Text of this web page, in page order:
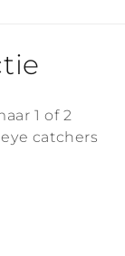
1 of 2
catchers